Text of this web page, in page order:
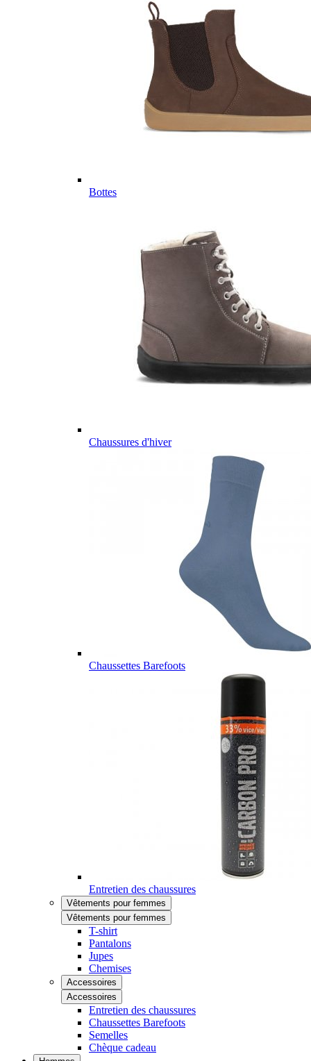
Bottes
Chaussures d'hiver
Chaussettes Barefoots
Entretien des chaussures
Vêtements pour femmes
Vêtements pour femmes
T-shirt
Pantalons
Jupes
Chemises
Accessoires
Accessoires
Entretien des chaussures
Chaussettes Barefoots
Semelles
Chèque cadeau